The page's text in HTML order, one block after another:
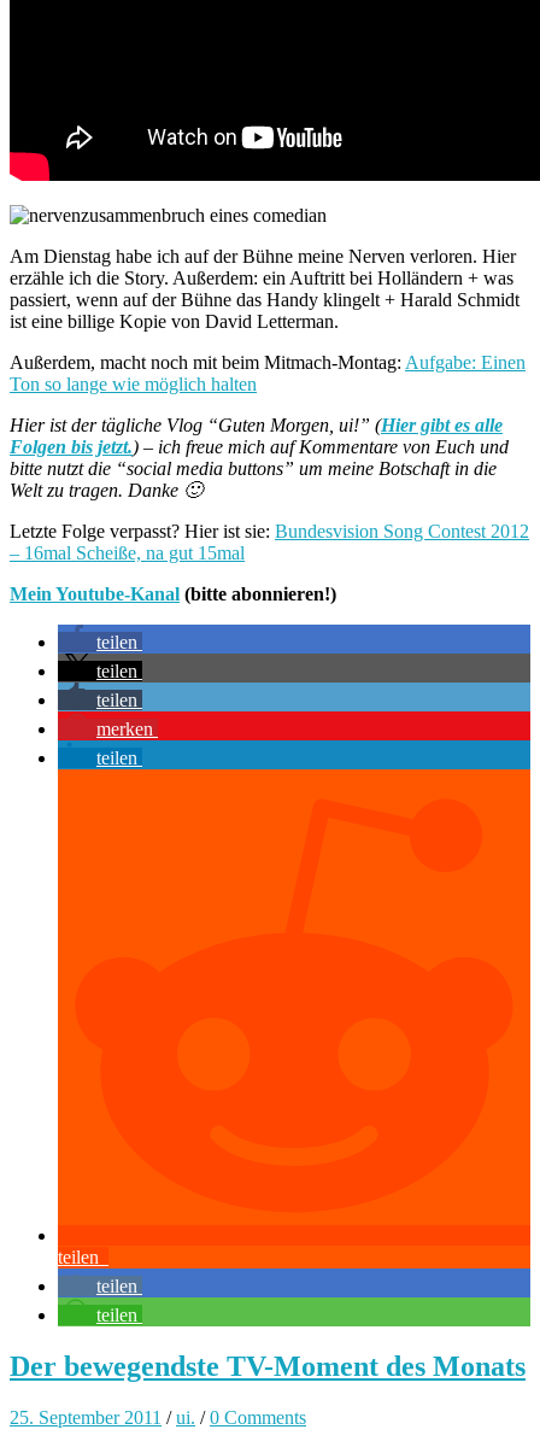
Am Dienstag habe ich auf der Bühne meine Nerven verloren. Hier
erzähle ich die Story. Außerdem: ein Auftritt bei Holländern + was
passiert, wenn auf der Bühne das Handy klingelt + Harald Schmidt
ist eine billige Kopie von David Letterman.
Außerdem, macht noch mit beim Mitmach-Montag: Aufgabe: Einen
Ton so lange wie möglich halten
Hier ist der tägliche Vlog “Guten Morgen, ui!” (Hier gibt es alle
Folgen bis jetzt.) – ich freue mich auf Kommentare von Euch und
bitte nutzt die “social media buttons” um meine Botschaft in die
Welt zu tragen. Danke 🙂
Letzte Folge verpasst? Hier ist sie: Bundesvision Song Contest 2012
– 16mal Scheiße, na gut 15mal
Mein Youtube-Kanal (bitte abonnieren!)
teilen
teilen
teilen
merken
teilen
teilen
teilen
teilen
Der bewegendste TV-Moment des Monats
25. September 2011 /ui. /0 Comments